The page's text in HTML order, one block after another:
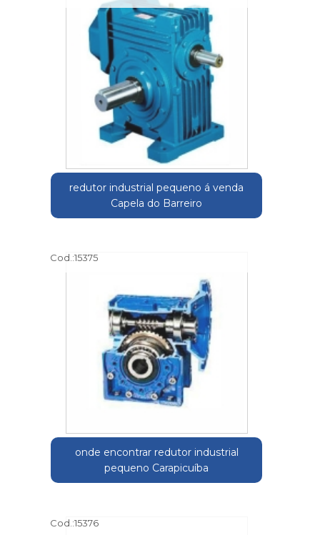
redutor industrial pequeno á venda
Capela do Barreiro
Cod.:15375
onde encontrar redutor industrial
pequeno Carapicuíba
Cod.:15376